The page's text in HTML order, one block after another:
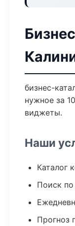
бизнес-
нужное за
виджеты.
Наши
Каталог
Поиск
Прогноз